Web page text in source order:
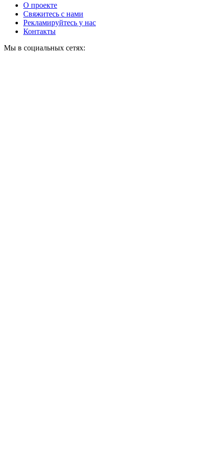
О проекте
Свяжитесь с нами
Рекламируйтесь у нас
Контакты
Мы в социальных сетях: